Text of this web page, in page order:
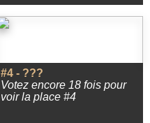
#4 - ???
Votez encore 18 fois pour
voir la place #4